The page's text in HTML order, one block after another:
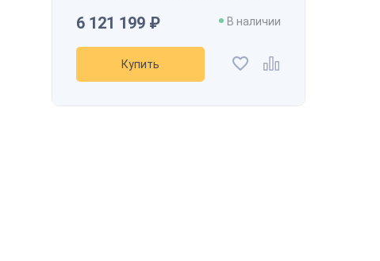
6 121 199 ₽ В наличии
Купить